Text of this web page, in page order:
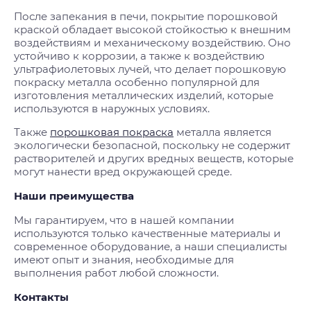
После запекания в печи, покрытие порошковой
краской обладает высокой стойкостью к внешним
воздействиям и механическому воздействию. Оно
устойчиво к коррозии, а также к воздействию
ультрафиолетовых лучей, что делает порошковую
покраску металла особенно популярной для
изготовления металлических изделий, которые
используются в наружных условиях.
Также порошковая покраска металла является
экологически безопасной, поскольку не содержит
растворителей и других вредных веществ, которые
могут нанести вред окружающей среде.
Наши преимущества
Мы гарантируем, что в нашей компании
используются только качественные материалы и
современное оборудование, а наши специалисты
имеют опыт и знания, необходимые для
выполнения работ любой сложности.
Контакты